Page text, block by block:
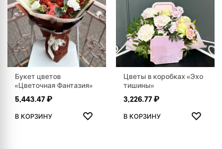
Букет цветов
«Цветочная Фантазия»
5,443.47₽
В КОРЗИНУ ♡
ДОБАВИТЬ В ИЗБРАННОЕ
Цветы в коробках «Эхо
тишины»
3,226.77₽
В КОРЗИНУ ♡